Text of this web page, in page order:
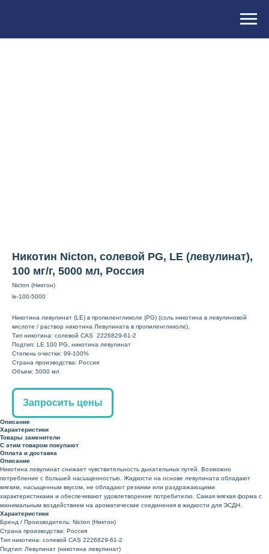
Никотин Nicton, солевой PG, LE (левулинат),
100 мг/г, 5000 мл, Россия
Nicton (Никтон)
le-100-5000
Никотина левулинат (LE) в пропиленгликоле (PG) (соль никотина в левулиновой
кислоте / раствор никотина Левулината в пропиленгликоле).
Тип никотина: солевой CAS 2226829-61-2
Подтип: LE 100 PG, никотина левулинат
Степень очистки: 99-100%
Страна производства: Россия
Объем: 5000 мл
Запросить цены
Описание
Характеристики
Товары заменители
С этим товаром покупают
Оплата и доставка
Описание
Никотина левулинат снижает чувствительность дыхательных путей. Возможно
потребление с большей насыщенностью. Жидкости на основе левулината обладают
мягким, насыщенным вкусом, не обладают резкими или раздражающими
характеристиками и обеспечивают удовлетворение потребителю. Самая мягкая форма с
минимальным воздействием на ароматические соединения в жидкости для ЭСДН.
Характеристики
Бренд / Производитель: Nicton (Никтон)
Страна производства: Россия
Тип никотина: солевой CAS 2226829-61-2
Подтип: Левулинат (никотина левулинат)